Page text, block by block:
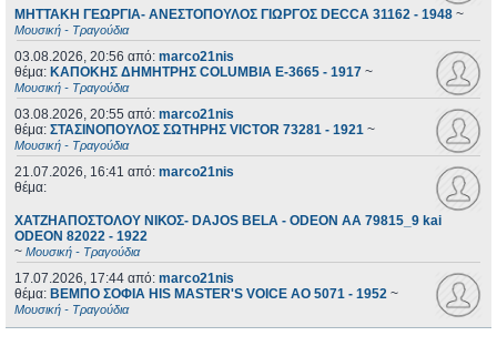
ΜΗΤΤΑΚΗ ΓΕΩΡΓΙΑ- ΑΝΕΣΤΟΠΟΥΛΟΣ ΓΙΩΡΓΟΣ DECCA 31162 - 1948 ~
Μουσική - Τραγούδια
03.08.2026, 20:56 από: marco21nis
θέμα: ΚΑΠΟΚΗΣ ΔΗΜΗΤΡΗΣ COLUMBIA E-3665 - 1917 ~
Μουσική - Τραγούδια
03.08.2026, 20:55 από: marco21nis
θέμα: ΣΤΑΣΙΝΟΠΟΥΛΟΣ ΣΩΤΗΡΗΣ VICTOR 73281 - 1921 ~
Μουσική - Τραγούδια
21.07.2026, 16:41 από: marco21nis
θέμα:
ΧΑΤΖΗΑΠΟΣΤΟΛΟΥ ΝΙΚΟΣ- DAJOS BELA - ODEON AA 79815_9 kai
ODEON 82022 - 1922
~ Μουσική - Τραγούδια
17.07.2026, 17:44 από: marco21nis
θέμα: ΒΕΜΠΟ ΣΟΦΙΑ HIS MASTER'S VOICE AO 5071 - 1952 ~
Μουσική - Τραγούδια